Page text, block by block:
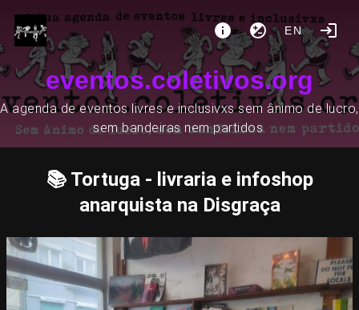
EN
eventos.coletivos.org
A agenda de eventos livres e inclusivxs sem ânimo de lucro,
sem bandeiras nem partidos.
📚 Tortuga - livraria e infoshop
anarquista na Disgraça